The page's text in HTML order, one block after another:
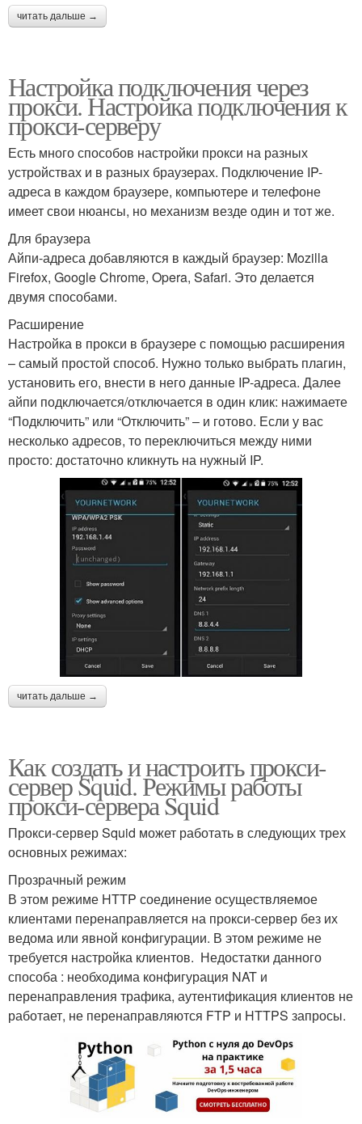
читать дальше →
Настройка подключения через
прокси. Настройка подключения к
прокси-серверу
Есть много способов настройки прокси на разных
устройствах и в разных браузерах. Подключение IP-
адреса в каждом браузере, компьютере и телефоне
имеет свои нюансы, но механизм везде один и тот же.
Для браузера
Айпи-адреса добавляются в каждый браузер: Mozilla
Firefox, Google Chrome, Opera, Safari. Это делается
двумя способами.
Расширение
Настройка в прокси в браузере с помощью расширения
– самый простой способ. Нужно только выбрать плагин,
установить его, внести в него данные IP-адреса. Далее
айпи подключается/отключается в один клик: нажимаете
“Подключить” или “Отключить” – и готово. Если у вас
несколько адресов, то переключиться между ними
просто: достаточно кликнуть на нужный IP.
читать дальше →
Как создать и настроить прокси-
сервер Squid. Режимы работы
прокси-сервера Squid
Прокси-сервер Squid может работать в следующих трех
основных режимах:
Прозрачный режим
В этом режиме HTTP соединение осуществляемое
клиентами перенаправляется на прокси-сервер без их
ведома или явной конфигурации. В этом режиме не
требуется настройка клиентов. Недостатки данного
способа : необходима конфигурация NAT и
перенаправления трафика, аутентификация клиентов не
работает, не перенаправляются FTP и HTTPS запросы.